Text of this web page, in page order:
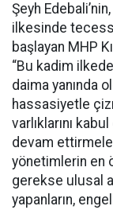
Şeyh
ilkesinde
başlayan MHP
“Bu kadim
daima yanında
hassasiyetle
varlıklarını
devam
yönetimlerin en
gerekse ulusal
yapanların,